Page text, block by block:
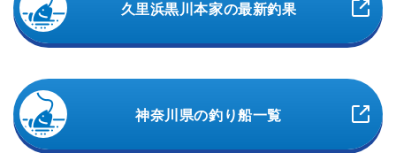
久里浜黒川本家の最新釣果
神奈川県の釣り船一覧